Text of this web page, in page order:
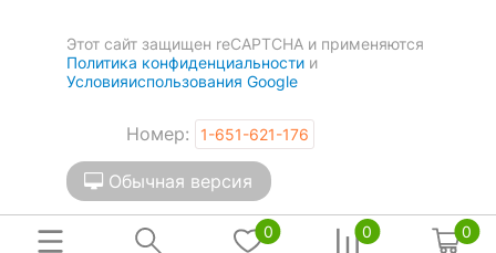
Этот сайт защищен reCAPTCHA и применяются
Политика конфиденциальности и
Условияиспользования Google
Номер: 1-651-621-176
Обычная версия
0 0 0